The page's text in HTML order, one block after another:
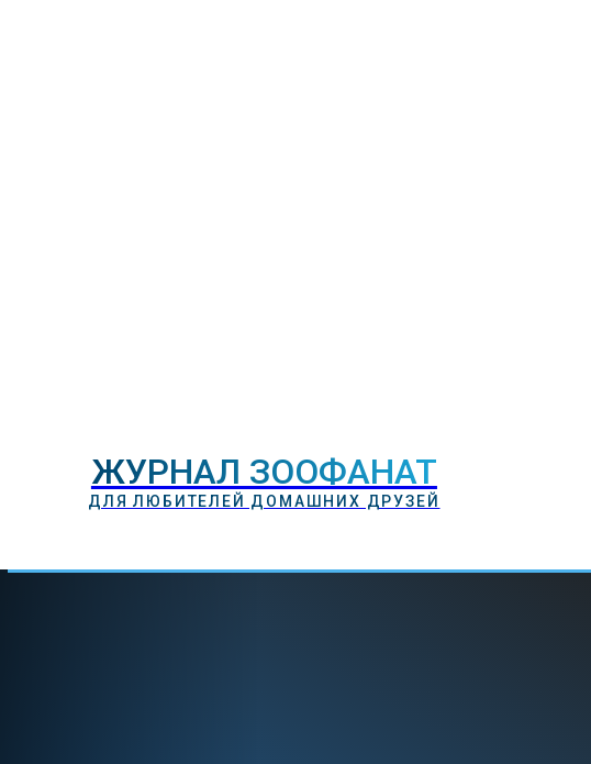
ЖУРНАЛ ЗООФАНАТ
ДЛЯ ЛЮБИТЕЛЕЙ ДОМАШНИХ ДРУЗЕЙ